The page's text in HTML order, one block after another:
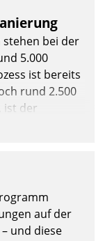
stehen bei der
5.000
ist bereits
rund 2.500
ist der
immens. Im
daher
den
auf der
und diese